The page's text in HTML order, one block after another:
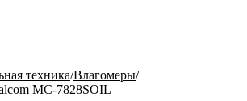
техника/Влагомеры/
MC-7828SOIL